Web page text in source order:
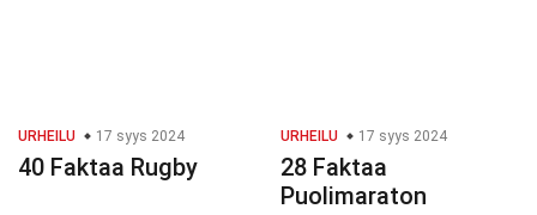
URHEILU 17 syys 2024
40 Faktaa Rugby
URHEILU 17 syys 2024
28 Faktaa
Puolimaraton